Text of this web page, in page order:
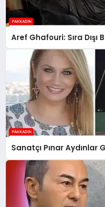
Aref Ghafouri: Sıra Dışı
Sanatçı Pınar Aydınlar